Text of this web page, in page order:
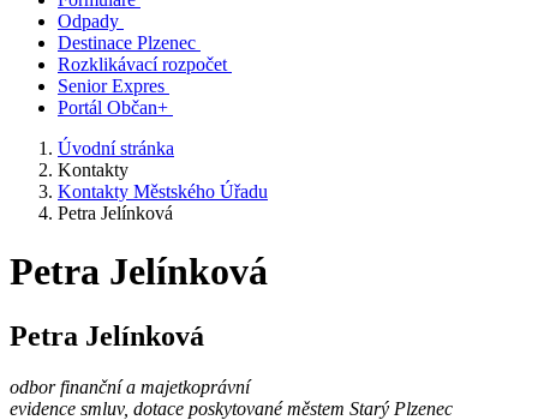
Odpady
Destinace Plzenec
Rozklikávací rozpočet
Senior Expres
Portál Občan+
Úvodní stránka
Kontakty
Kontakty Městského Úřadu
Petra Jelínková
Petra Jelínková
Petra Jelínková
odbor finanční a majetkoprávní
evidence smluv, dotace poskytované městem Starý Plzenec